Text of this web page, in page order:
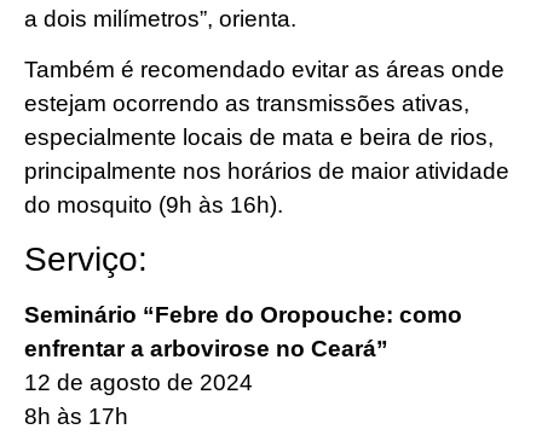
a dois milímetros”, orienta.
Também é recomendado evitar as áreas onde
estejam ocorrendo as transmissões ativas,
especialmente locais de mata e beira de rios,
principalmente nos horários de maior atividade
do mosquito (9h às 16h).
Serviço:
Seminário “Febre do Oropouche: como
enfrentar a arbovirose no Ceará”
12 de agosto de 2024
8h às 17h